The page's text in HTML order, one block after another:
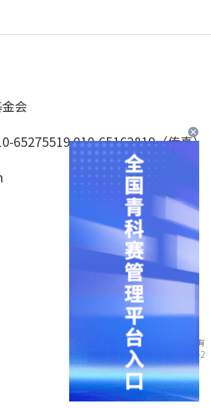
会
65275519 010-65162819（传真）
中国下一代教育基金会 版权所有
京ICP备11034744号-2